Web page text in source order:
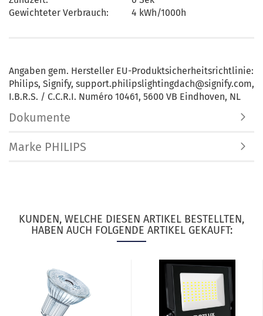
Gewichteter Verbrauch:
4 kWh/1000h
Angaben gem. Hersteller EU-Produktsicherheitsrichtlinie:
Philips, Signify, support.philipslightingdach@signify.com,
I.B.R.S. / C.C.R.I. Numéro 10461, 5600 VB Eindhoven, NL
Dokumente
Marke PHILIPS
KUNDEN, WELCHE DIESEN ARTIKEL BESTELLTEN,
HABEN AUCH FOLGENDE ARTIKEL GEKAUFT: